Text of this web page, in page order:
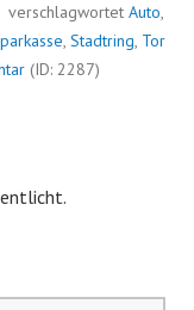
verschlagwortet Auto,
, Stadtring, Tor
(ID: 2287)